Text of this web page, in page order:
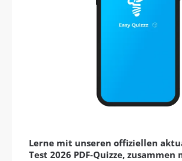
Lerne mit unseren offiziellen
Test 2026 PDF-Quizze,